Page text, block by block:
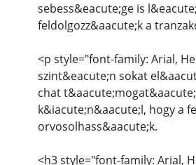
sebess&eacute;ge is
feldolgozz&aacute;k a
<p style="font-family: Arial,
szint&eacute;n sokat
chat
k&iacute;n&aacute;l, hogy a
orvosolhass&aacute;k.
<h3 style="font-family: Arial,